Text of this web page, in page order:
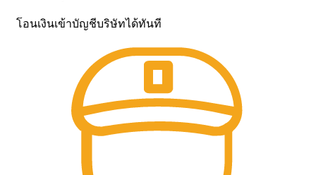
โอนเงินเข้าบัญชีบริษัทได้ทันที